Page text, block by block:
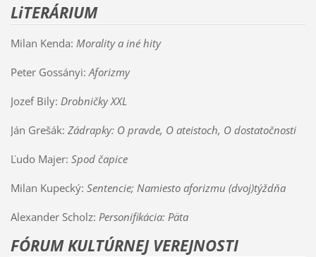
LiTERÁRIUM
Milan Kenda: Morality a iné hity
Peter Gossányi: Aforizmy
Jozef Bily: Drobničky XXL
Ján Grešák: Zádrapky: O pravde, O ateistoch, O dostatočnosti
Ľudo Majer: Spod čapice
Milan Kupecký: Sentencie; Namiesto aforizmu (dvoj)týždňa
Alexander Scholz: Personifikácia: Päta
FÓRUM KULTÚRNEJ VEREJNOSTI